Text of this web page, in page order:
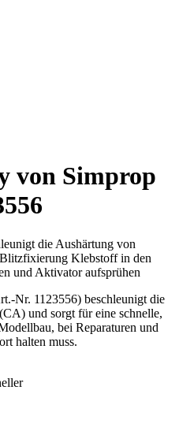
von Simprop
die Aushärtung von
Klebstoff in den
und Aktivator aufsprühen
Nr. 1123556) beschleunigt die
und sorgt für eine schnelle,
bei Reparaturen und
halten muss.